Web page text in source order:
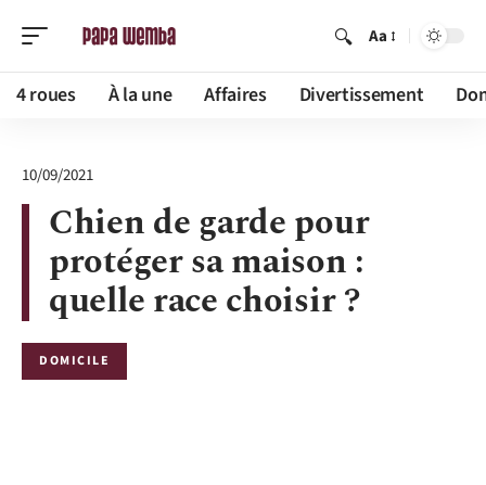
Aa
4 roues À la une Affaires Divertissement
10/09/2021
Chien de garde pour
protéger sa maison :
quelle race choisir ?
DOMICILE